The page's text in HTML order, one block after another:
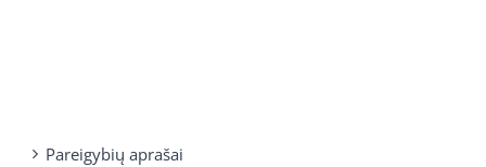
Pareigybių aprašai